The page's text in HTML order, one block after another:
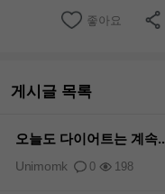
좋아요
게시글 목록
오늘도 다이어트는 계속..
0 198
Unimomk